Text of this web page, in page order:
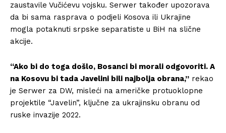
Info
O nama
zaustavile Vučićevu vojsku. Serwer također upozorava
da bi sama rasprava o podjeli Kosova ili Ukrajine
mogla potaknuti srpske separatiste u BiH na slične
akcije.
“Ako bi do toga došlo, Bosanci bi morali odgovoriti. A
na Kosovu bi tada Javelini bili najbolja obrana,” rekao
je Serwer za DW, misleći na američke protuoklopne
projektile “Javelin”, ključne za ukrajinsku obranu od
ruske invazije 2022.